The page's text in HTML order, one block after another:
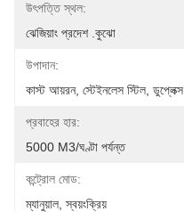
উৎপত্তি স্থল:
ঝেজিয়াং প্রদেশ .কুঝো
উপাদান:
কাস্ট আয়রন, স্টেইনলেস স্টিল,
প্রবাহের হার:
5000 M3/ঘণ্টা পর্যন্ত
কন্ট্রোল মোড:
ম্যানুয়াল, স্বয়ংক্রিয়